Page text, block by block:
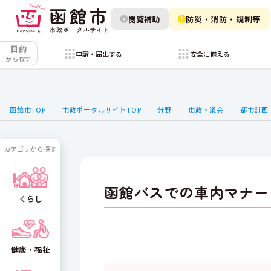
閲覧補助 防災・消防・規制等
目的
から探す
申請・届出する 安全に備える
函館市TOP 市政ポータルサイトTOP 分野 市政・議会 都市計画
函館バスでの車内マナー
カテゴリから探す
くらし
健康・福祉